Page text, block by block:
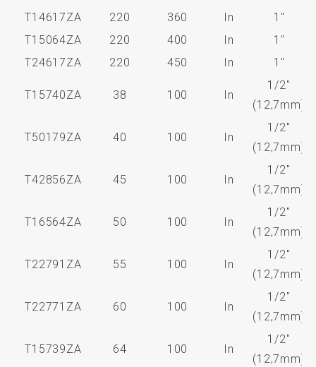
T14617ZA
220 360 In
1"
T15064ZA
220 400 In
1"
T24617ZA
220 450 In 1"
T15740ZA 38 100 In
1/2"
(12,7mm)
T50179ZA 40 100 In
1/2"
(12,7mm)
T42856ZA 45 100 In
1/2"
(12,7mm)
T16564ZA 50 100 In
1/2"
(12,7mm)
T22791ZA 55 100 In
1/2"
(12,7mm)
T22771ZA 60 100 In
1/2"
(12,7mm)
T15739ZA 64 100 In
1/2"
(12,7mm)